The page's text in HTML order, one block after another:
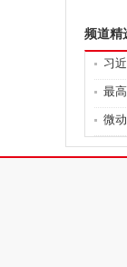
频道精
习
最
微